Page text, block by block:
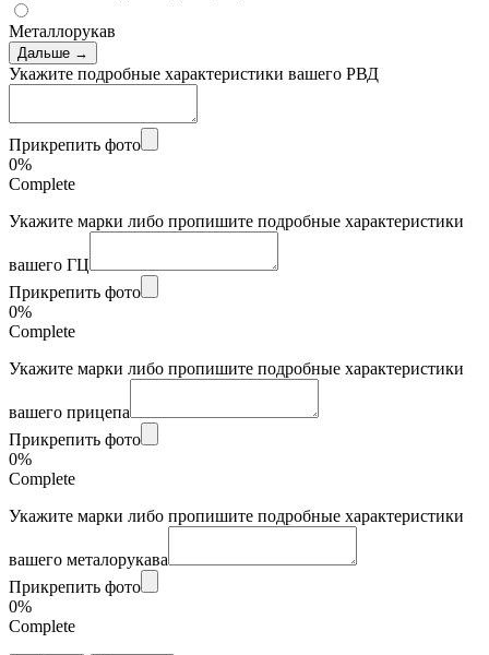
Металлорукав
Дальше →
Укажите подробные характеристики вашего РВД
Прикрепить фото
0%
Complete
Укажите марки либо пропишите подробные характеристики
вашего ГЦ
Прикрепить фото
0%
Complete
Укажите марки либо пропишите подробные характеристики
вашего прицепа
Прикрепить фото
0%
Complete
Укажите марки либо пропишите подробные характеристики
вашего металорукава
Прикрепить фото
0%
Complete